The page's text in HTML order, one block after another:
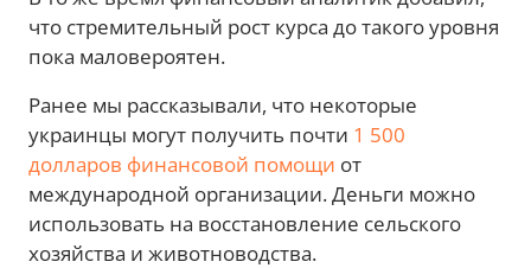
что стремительный рост курса до такого уровня
пока маловероятен.
Ранее мы рассказывали, что некоторые
украинцы могут получить почти 1 500
долларов финансовой помощи от
международной организации. Деньги можно
использовать на восстановление сельского
хозяйства и животноводства.